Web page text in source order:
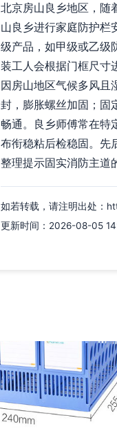
北京房山良乡地区，随
山良乡进行家庭防护栏
级产品，如甲级或乙级
装工人会根据门框尺寸
因房山地区气候多风
封，膨胀螺丝加固；固
畅通。良乡师傅常在特
布衔稳粘后检稳固。先
整理提示固实消防主道
如若转载，请注明出处：
更新时间：2026-08-05